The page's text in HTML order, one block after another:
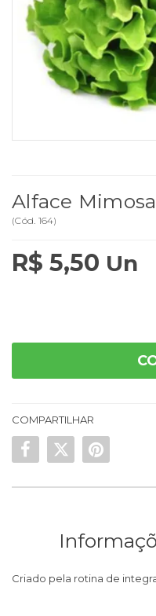
Alface
(Cód. 164)
R$ 5,50 Un
COMPARTILHAR
Criado pela rotina de